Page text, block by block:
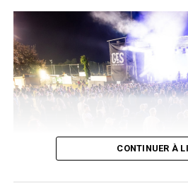
Deux performances ont
journée (selon nous !). Nâdiya,
véritable showgirl, a « boosté à
et Cascada a clairement
énergie et ses hitsEvacuate The
Guitare en Scène aura lieu du 14
CONTINUER À